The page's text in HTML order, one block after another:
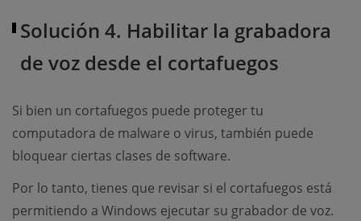
Solución 4. Habilitar la grabadora
de voz desde el cortafuegos
Si bien un cortafuegos puede proteger tu
computadora de malware o virus, también puede
bloquear ciertas clases de software.
Por lo tanto, tienes que revisar si el cortafuegos está
permitiendo a Windows ejecutar su grabador de voz.